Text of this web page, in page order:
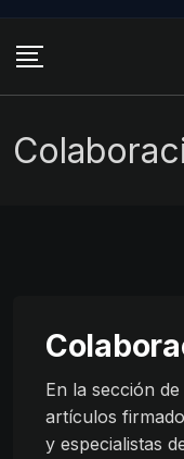
content
En la sección
artículos
y especialistas